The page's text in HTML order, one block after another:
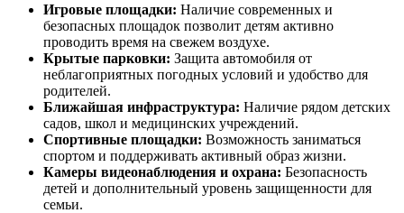
Игровые площадки: Наличие современных и
безопасных площадок позволит детям активно
проводить время на свежем воздухе.
Крытые парковки: Защита автомобиля от
неблагоприятных погодных условий и удобство для
родителей.
Ближайшая инфраструктура: Наличие рядом детских
садов, школ и медицинских учреждений.
Спортивные площадки: Возможность заниматься
спортом и поддерживать активный образ жизни.
Камеры видеонаблюдения и охрана: Безопасность
детей и дополнительный уровень защищенности для
семьи.